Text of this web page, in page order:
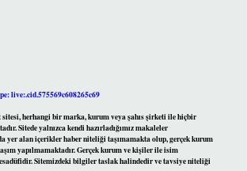
live:.cid.575569c608265c69
sitesi, herhangi bir marka, kurum veya şahıs şirketi ile hiçbir
Sitede yalnızca kendi hazırladığımız makaleler
yer alan içerikler haber niteliği taşımamakta olup, gerçek kurum
yapılmamaktadır. Gerçek kurum ve kişiler ile isim
Sitemizdeki bilgiler taslak halindedir ve tavsiye niteliği